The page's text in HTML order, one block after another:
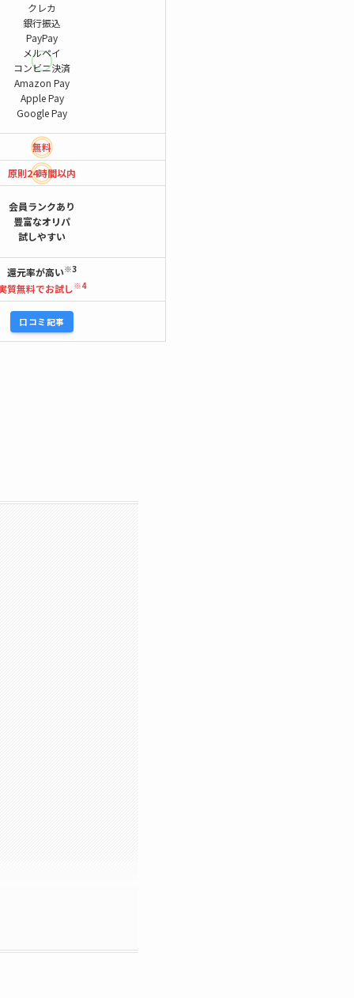
クレカ
銀行振込
PayPay
メルペイ
コンビニ決済
Amazon Pay
Apple Pay
Google Pay
無料
原則24時間以内
会員ランクあり
豊富なオリパ
試しやすい
還元率が高い※3
質無料でお試し※4
口コミ記事